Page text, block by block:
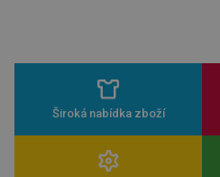
Široká nabídka zboží